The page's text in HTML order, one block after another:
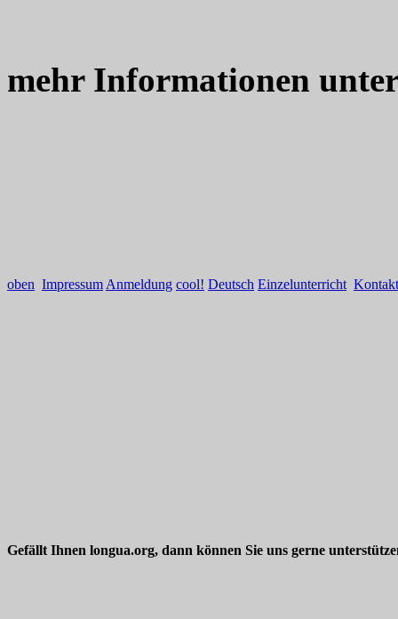
mehr Informationen
oben Impressum Anmeldung cool! Deutsch Einzelunterricht Kontakt
Gefällt Ihnen longua.org, dann können Sie uns gerne